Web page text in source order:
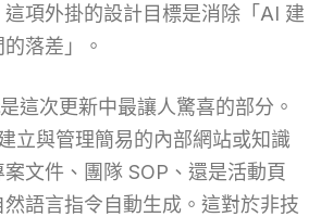
項外掛的設計目標是消除「AI 建
落差」。
是這次更新中最讓人驚喜的部分。
立與管理簡易的內部網站或知識
文件、團隊 SOP、還是活動頁
語言指令自動生成。這對於非技